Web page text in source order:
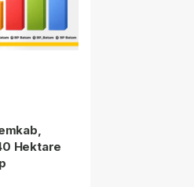
Hektare